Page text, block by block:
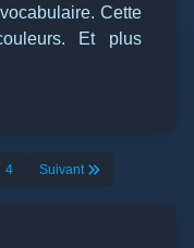
. Cette
Et plus
4 Suivant